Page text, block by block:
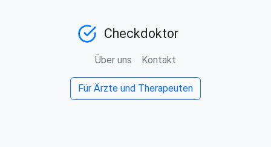
Checkdoktor
Über uns Kontakt
Für Ärzte und Therapeuten